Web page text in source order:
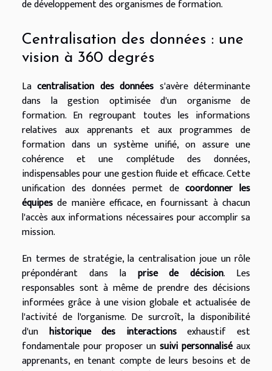
de développement des organismes de formation.
Centralisation des données : une
vision à 360 degrés
Lacentralisation des données s'avère déterminante
dans la gestion optimisée d'un organisme de
formation. En regroupant toutes les informations
relatives aux apprenants et aux programmes de
formation dans un système unifié, on assure une
cohérence et une complétude des données,
indispensables pour une gestion fluide et efficace. Cette
unification des données permet decoordonner les
équipes de manière efficace, en fournissant à chacun
l'accès aux informations nécessaires pour accomplir sa
mission.
En termes de stratégie, la centralisation joue un rôle
prépondérant dans la prise de décision. Les
responsables sont à même de prendre des décisions
informées grâce à une vision globale et actualisée de
l'activité de l'organisme. De surcroît, la disponibilité
d'un historique des interactionsexhaustif est
fondamentale pour proposer un suivi personnaliséaux
apprenants, en tenant compte de leurs besoins et de